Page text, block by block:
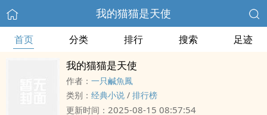
我的猫猫是天使
首页 分类 排行 搜索 足迹
我的猫猫是天使
作者： 一只鹹魚鳳
类别： 经典小说 / 排行榜
更新时间： 2025-08-15 08:57:54